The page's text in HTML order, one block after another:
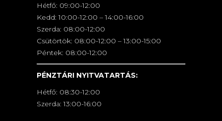
Hétfő: 09:00-12:00
Kedd: 10:00-12:00 – 14:00-16:00
Szerda: 08:00-12:00
Csütörtök: 08:00-12:00 – 13:00-15:00
Péntek: 08:00-12:00
PÉNZTÁRI NYITVATARTÁS:
Hétfő: 08:30-12:00
Szerda: 13:00-16:00